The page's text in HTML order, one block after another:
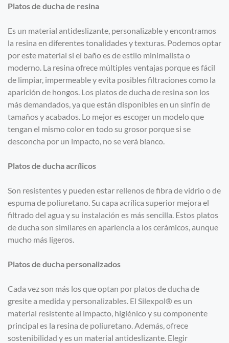
Platos de ducha de resina
Es un material antideslizante, personalizable y encontramos
la resina en diferentes tonalidades y texturas. Podemos optar
por este material si el baño es de estilo minimalista o
moderno. La resina ofrece múltiples ventajas porque es fácil
de limpiar, impermeable y evita posibles filtraciones como la
aparición de hongos. Los platos de ducha de resina son los
más demandados, ya que están disponibles en un sinfín de
tamaños y acabados. Lo mejor es escoger un modelo que
tengan el mismo color en todo su grosor porque si se
desconcha por un impacto, no se verá blanco.
Platos de ducha acrílicos
Son resistentes y pueden estar rellenos de fibra de vidrio o de
espuma de poliuretano. Su capa acrílica superior mejora el
filtrado del agua y su instalación es más sencilla. Estos platos
de ducha son similares en apariencia a los cerámicos, aunque
mucho más ligeros.
Platos de ducha personalizados
Cada vez son más los que optan por platos de ducha de
gresite a medida y personalizables. El Silexpol® es un
material resistente al impacto, higiénico y su componente
principal es la resina de poliuretano. Además, ofrece
sostenibilidad y es un material antideslizante. Elegir